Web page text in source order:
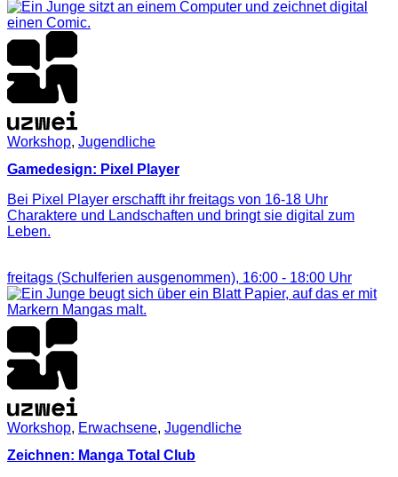
Workshop, Jugendliche
Gamedesign: Pixel Player
Bei Pixel Player erschafft ihr freitags von 16-18 Uhr
Charaktere und Landschaften und bringt sie digital zum
Leben.
freitags (Schulferien ausgenommen), 16:00 - 18:00 Uhr
Workshop, Erwachsene, Jugendliche
Zeichnen: Manga Total Club